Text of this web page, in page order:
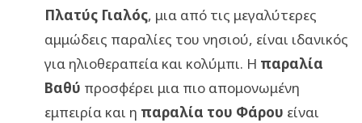
Πλατύς Γιαλός, μια από τις μεγαλύτερες
αμμώδεις παραλίες του νησιού, είναι ιδανικός
για ηλιοθεραπεία και κολύμπι. Η παραλία
Βαθύ προσφέρει μια πιο απομονωμένη
εμπειρία και η παραλία του Φάρου είναι